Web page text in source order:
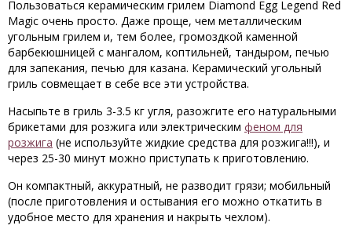
Пользоваться керамическим грилем Diamond Egg Legend Red
Magic очень просто. Даже проще, чем металлическим
угольным грилем и, тем более, громоздкой каменной
барбекюшницей с мангалом, коптильней, тандыром, печью
для запекания, печью для казана. Керамический угольный
гриль совмещает в себе все эти устройства.
Насыпьте в гриль 3-3.5 кг угля, разожгите его натуральными
брикетами для розжига или электрическим феном для
розжига (не используйте жидкие средства для розжига!!!), и
через 25-30 минут можно приступать к приготовлению.
Он компактный, аккуратный, не разводит грязи; мобильный
(после приготовления и остывания его можно откатить в
удобное место для хранения и накрыть чехлом).